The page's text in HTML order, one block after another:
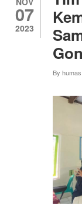
07
2023
By humas